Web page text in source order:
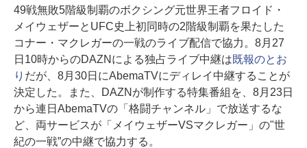
49戦無敗5階級制覇のボクシング元世界王者フロイド・
メイウェザーとUFC史上初同時の2階級制覇を果たした
コナー・マクレガーの一戦のライブ配信で協力。8月27
日10時からのDAZNによる独占ライブ中継は既報のとお
り だが、8月30日にAbemaTVにディレイ中継することが
決定した。また、DAZNが制作する特集番組を、8月23日
から連日AbemaTVの「格闘チャンネル」で放送するな
ど、両サービスが「メイウェザーVSマクレガー」の"世
紀の一戦”の中継で協力する。